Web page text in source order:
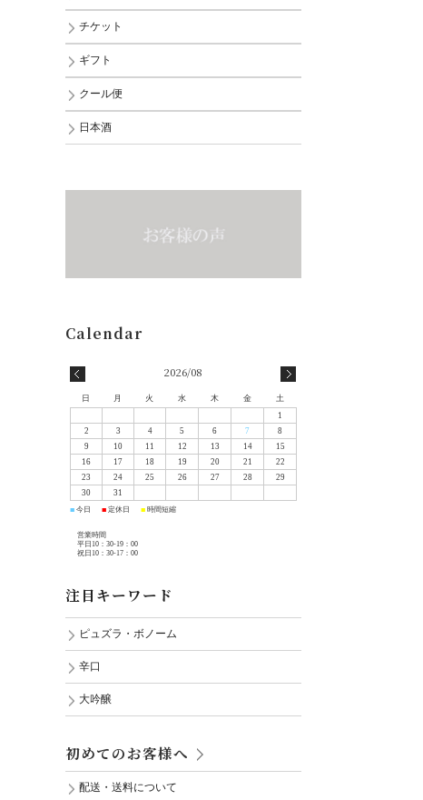
チケット
ギフト
クール便
日本酒
2026/08
日 月 火 水 木 金
土
1
2
3 4 5 6 7
8
9
10 11 12 13 14
15
16
17 18 19 20 21
22
23
24 25 26 27 28
29
30
31
■ 今日 ■ 定休日 ■ 時間短縮
営業時間
平日10：30-19：00
祝日10：30-17：00
注目キーワード
ピュズラ・ボノーム
辛口
大吟醸
初めてのお客様へ
配送・送料について